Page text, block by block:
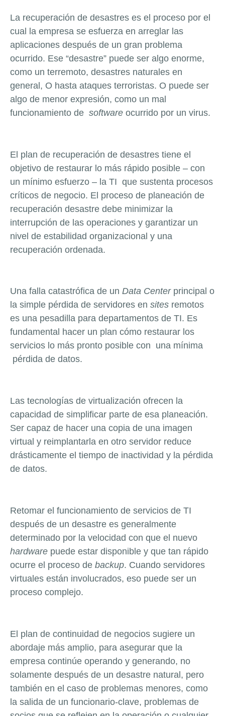
La recuperación de desastres es el proceso por el
cual la empresa se esfuerza en arreglar las
aplicaciones después de un gran problema
ocurrido. Ese “desastre” puede ser algo enorme,
como un terremoto, desastres naturales en
general, O hasta ataques terroristas. O puede ser
algo de menor expresión, como un mal
funcionamiento de software ocurrido por un virus.
El plan de recuperación de desastres tiene el
objetivo de restaurar lo más rápido posible – con
un mínimo esfuerzo – la TI que sustenta procesos
críticos de negocio. El proceso de planeación de
recuperación desastre debe minimizar la
interrupción de las operaciones y garantizar un
nivel de estabilidad organizacional y una
recuperación ordenada.
Una falla catastrófica de un Data Centerprincipal o
la simple pérdida de servidores en sites remotos
es una pesadilla para departamentos de TI. Es
fundamental hacer un plan cómo restaurar los
servicios lo más pronto posible con una mínima
pérdida de datos.
Las tecnologías de virtualización ofrecen la
capacidad de simplificar parte de esa planeación.
Ser capaz de hacer una copia de una imagen
virtual y reimplantarla en otro servidor reduce
drásticamente el tiempo de inactividad y la pérdida
de datos.
Retomar el funcionamiento de servicios de TI
después de un desastre es generalmente
determinado por la velocidad con que el nuevo
hardware puede estar disponible y que tan rápido
ocurre el proceso de backup. Cuando servidores
virtuales están involucrados, eso puede ser un
proceso complejo.
El plan de continuidad de negocios sugiere un
abordaje más amplio, para asegurar que la
empresa continúe operando y generando, no
solamente después de un desastre natural, pero
también en el caso de problemas menores, como
la salida de un funcionario-clave, problemas de